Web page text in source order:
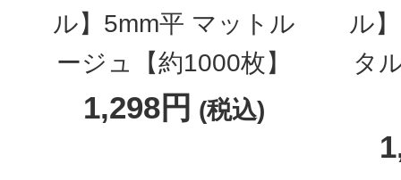
ル】5mm平 マットル
ージュ【約1000枚】
1,298円 (税込)
ル
タ